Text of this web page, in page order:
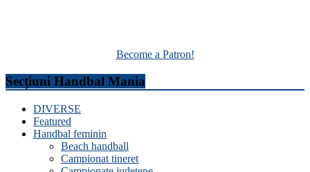
Become a Patron!
Secțiuni Handbal Mania
DIVERSE
Featured
Handbal feminin
Beach handball
Campionat tineret